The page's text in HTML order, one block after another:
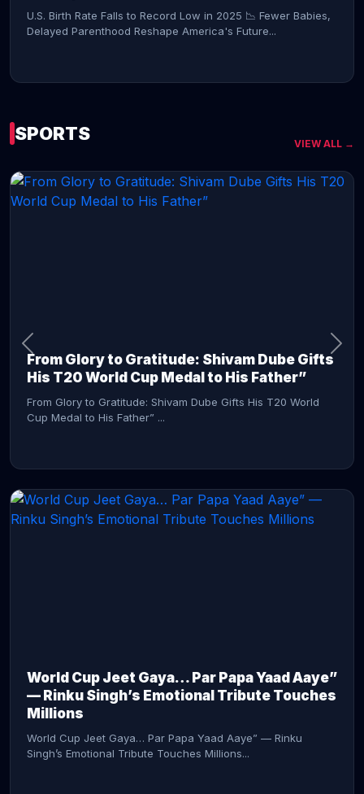
U.S. Birth Rate Falls to Record Low in 2025 📉 Fewer Babies,
Delayed Parenthood Reshape America's Future...
SPORTS VIEW ALL →
From Glory to Gratitude: Shivam Dube Gifts
His T20 World Cup Medal to His Father”
From Glory to Gratitude: Shivam Dube Gifts His T20 World
Cup Medal to His Father” ...
World Cup Jeet Gaya… Par Papa Yaad Aaye”
— Rinku Singh’s Emotional Tribute Touches
Millions
World Cup Jeet Gaya… Par Papa Yaad Aaye” — Rinku
Singh’s Emotional Tribute Touches Millions...